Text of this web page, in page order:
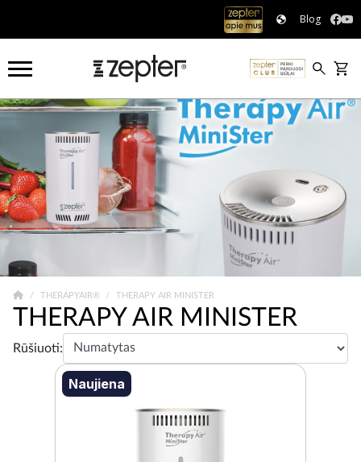
Blog
THERAPYAIR® THERAPY AIR MINISTER
THERAPY AIR MINISTER
Rūšiuoti:
Naujiena